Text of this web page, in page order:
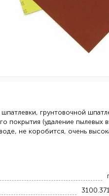
грунтовочной
покрытия (удаление
не коробится, очень